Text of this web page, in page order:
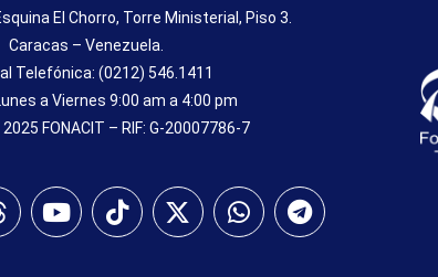
El Chorro, Torre Ministerial, Piso 3.
Caracas – Venezuela.
Telefónica: (0212) 546.1411
a Viernes 9:00 am a 4:00 pm
FONACIT – RIF: G-20007786-7